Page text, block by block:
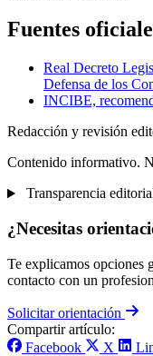
Fuentes
Real Decreto
Defensa de los
INCIBE,
Redacción y revisión
Contenido informativo.
Transparencia
¿Necesitas
Te explicamos opciones
contacto con un
Solicitar orientación
Compartir artículo:
Facebook
X